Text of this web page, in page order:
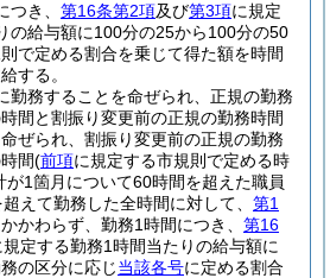
き、 第16条第2項及び第3項に規定
の給与額に100分の25から100分の50
で定める割合を乗じて得た額を時間
する。
勤務することを命ぜられ、正規の勤務
間と割振り変更前の正規の勤務時間
ぜられ、割振り変更前の正規の勤務
間(前項に規定する市規則で定める時
が1箇月について60時間を超えた職員
えて勤務した全時間に対して、 第1
かわらず、勤務1時間につき、 第16
規定する勤務1時間当たりの給与額に
の区分に応じ当該各号に定める割合